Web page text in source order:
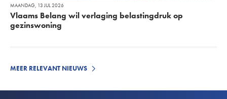
MAANDAG, 13 JUL 2026
Vlaams Belang wil verlaging belastingdruk op
gezinswoning
MEER RELEVANT NIEUWS